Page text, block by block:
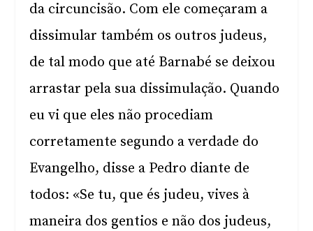
da circuncisão. Com ele começaram a
dissimular também os outros judeus,
de tal modo que até Barnabé se deixou
arrastar pela sua dissimulação. Quando
eu vi que eles não procediam
corretamente segundo a verdade do
Evangelho, disse a Pedro diante de
todos: «Se tu, que és judeu, vives à
maneira dos gentios e não dos judeus,